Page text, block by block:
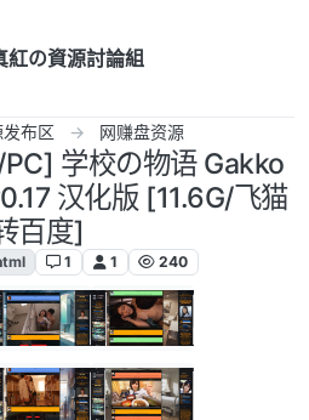
紅の資源討論組
布区 网赚盘资源
学校の物语 Gakko
汉化版 [11.6G/飞猫
百度]
1 1 240